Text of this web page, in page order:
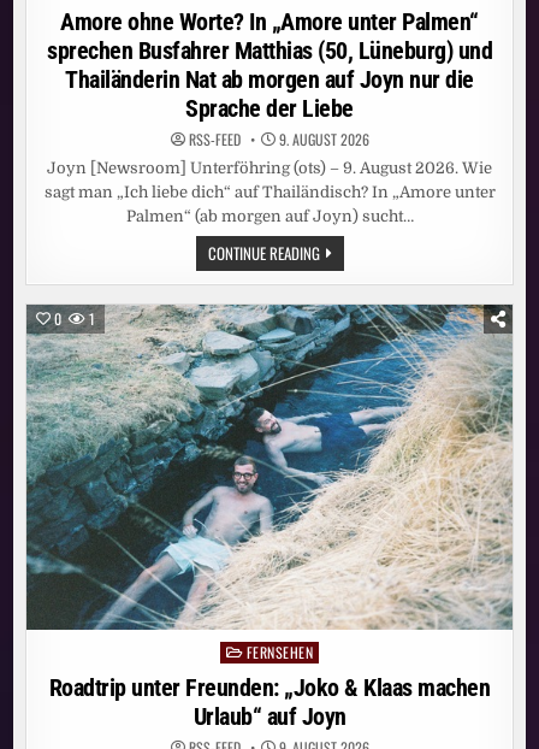
in
Amore ohne Worte? In „Amore unter Palmen“
sprechen Busfahrer Matthias (50, Lüneburg) und
Thailänderin Nat ab morgen auf Joyn nur die
Sprache der Liebe
RSS-FEED 9. AUGUST 2026
Joyn [Newsroom] Unterföhring (ots) – 9. August 2026. Wie
sagt man „Ich liebe dich“ auf Thailändisch? In „Amore unter
Palmen“ (ab morgen auf Joyn) sucht…
CONTINUE READINGAMORE
OHNE
WORTE?
IN
„AMORE
UNTER
PALMEN“
SPRECHEN
BUSFAHRER
MATTHIAS
(50,
LÜNEBURG)
UND
THAILÄNDERIN
NAT
AB
MORGEN
AUF
JOYN
NUR
DIE
SPRACHE
DER
LIEBE
0 1
PostedFERNSEHEN
Roadtrip unter Freunden: „Joko & Klaas machen
Urlaub“ auf Joyn